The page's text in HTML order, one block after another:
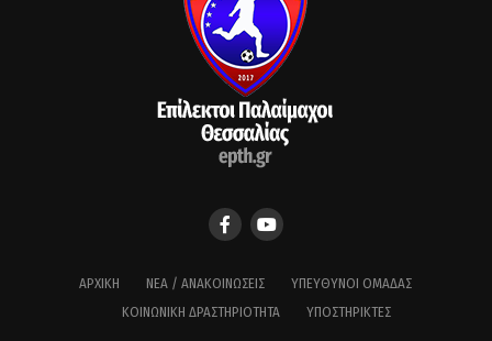
ΑΡΧΙΚΉ ΝΈΑ / ΑΝΑΚΟΙΝΏΣΕΙΣ
ΥΠΕΎΘΥΝΟΙ ΟΜΆΔΑΣ
ΚΟΙΝΩΝΙΚΉ ΔΡΑΣΤΗΡΙΌΤΗΤΑ
ΥΠΟΣΤΗΡΙΚΤΈΣ